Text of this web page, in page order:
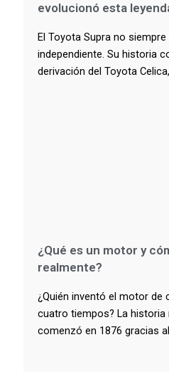
evolucionó esta
El Toyota Supra no
independiente. Su historia
derivación del Toyota
¿Qué es un motor y
realmente?
¿Quién inventó el motor de
cuatro tiempos? La
comenzó en 1876 gracias al